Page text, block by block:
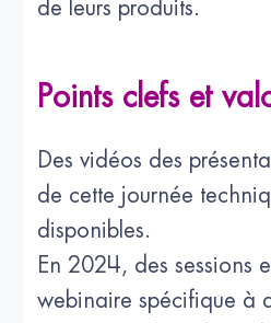
de leurs produits.
Points clefs et
Des vidéos des
de cette journée
disponibles.
En 2024, des sessions
webinaire spécifique à